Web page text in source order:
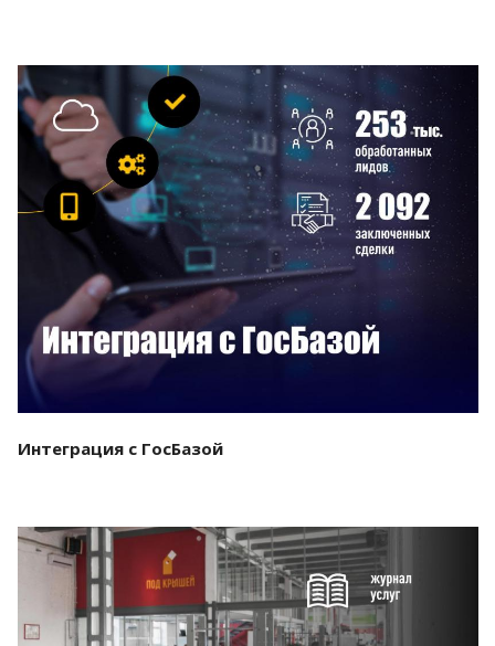
Смотреть проект
Интеграция с ГосБазой